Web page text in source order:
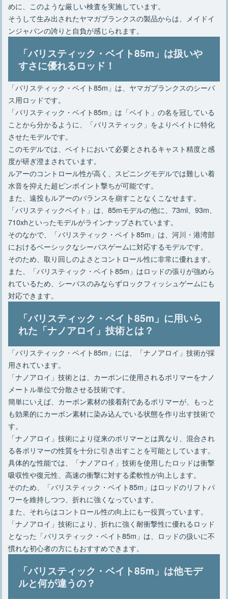
めに、このような厳しい検査を実施しています。
そうして生み出されたヤマガブランクスの製品からは、メイドイ
ンジャパンの誇りと自負が感じられます。
「バリスティック・ベイト85m」は扱いや
すさに優れるロッド！
「バリスティック・ベイト85m」は、ヤマガブランクスのシーバ
ス用ロッドです。
「バリスティック・ベイト85m」は「ベイト」の名を冠している
ことから分かるように、「バリスティック」をよりベイトに特化
させたモデルです。
このモデルでは、ベイトにおいて必要とされるキャスト精度と感
度が研ぎ澄まされています。
ルアーのコントロール性が高く、スピニングモデルでは難しい着
水音を抑えた超ピンポイント撃ちが可能です。
また、遠投もルアーのバランスを崩すことなくこなせます。
「バリスティックベイト」は、85mモデルの他に、73ml、93m、
710xhといったモデルがラインナップされています。
そのなかで、「バリスティック・ベイト85m」は、河川・港湾部
におけるベーシックなシーバスゲームに対応するモデルです。
そのため、取り回しのよさとコントロール性に非常に優れます。
また、「バリスティック・ベイト85m」はロッドの張りが強めら
れているため、シーバスのみならずロックフィッシュゲームにも
対応できます。
「バリスティック・ベイト85m」に用いら
れた「ナノアロイ」技術とは？
「バリスティック・ベイト85m」には、「ナノアロイ」技術が採
用されています。
「ナノアロイ」技術とは、カーボンに使用されるポリマーをナノ
メートル単位で分散させる技術です。
簡単にいえば、カーボン素材の接着剤であるポリマーが、もっと
も効果的にカーボン素材に染み込んでいる状態を作り出す技術で
す。
「ナノアロイ」技術により従来のポリマーとは異なり、混合され
る各ポリマーの性質を十分に引き出すことを可能としています。
具体的な性能では、「ナノアロイ」技術を使用したロッドは衝撃
吸収性や復元性、高速の衝撃に対する柔軟性が向上します。
そのため、「バリスティック・ベイト85m」はロッドのリフトパ
ワーを維持しつつ、折れに強くなっています。
また、それらはコントロール性の向上にも一役買っています。
「ナノアロイ」技術により、折れに強く耐衝撃性に優れるロッド
となった「バリスティック・ベイト85m」は、ロッドの扱いに不
慣れな初心者の方にもおすすめできます。
「バリスティック・ベイト85m」は他モデ
ルと何が違うの？